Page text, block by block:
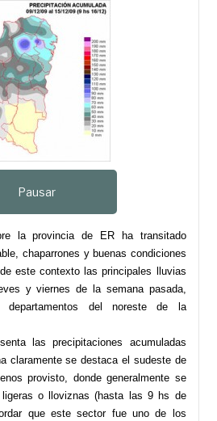
Pausar
la provincia de ER ha transitado
chaparrones y buenas condiciones
este contexto las principales lluvias
y viernes de la semana pasada,
departamentos del noreste de la
las precipitaciones acumuladas
claramente se destaca el sudeste de
provisto, donde generalmente se
o lloviznas (hasta las 9 hs de
que este sector fue uno de los